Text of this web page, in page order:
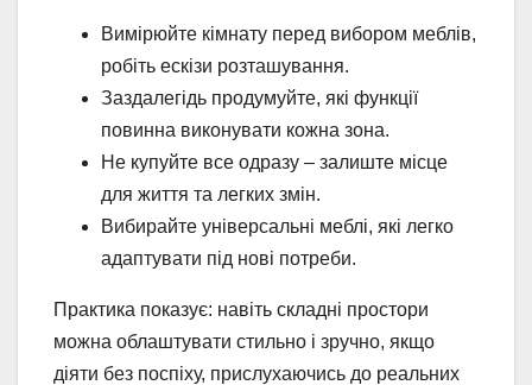
Вимірюйте кімнату перед вибором меблів,
робіть ескізи розташування.
Заздалегідь продумуйте, які функції
повинна виконувати кожна зона.
Не купуйте все одразу – залиште місце
для життя та легких змін.
Вибирайте універсальні меблі, які легко
адаптувати під нові потреби.
Практика показує: навіть складні простори
можна облаштувати стильно і зручно, якщо
діяти без поспіху, прислухаючись до реальних